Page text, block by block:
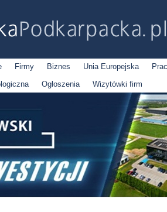
Firmy Biznes Unia Europejska
Ogłoszenia Wizytówki firm